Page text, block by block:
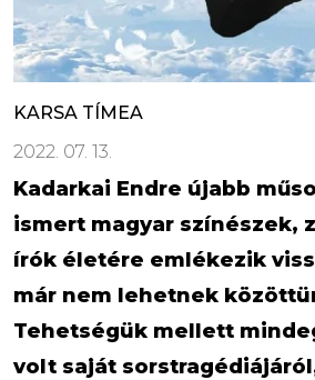
KARSA TÍMEA
2022. 07. 13.
Kadarkai Endre újabb
ismert magyar színészek,
írók életére emlékezik
már nem lehetnek
Tehetségük mellett
volt saját